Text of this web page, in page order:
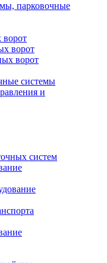
парковочные
ворот
ворот
ворот
системы
и
систем